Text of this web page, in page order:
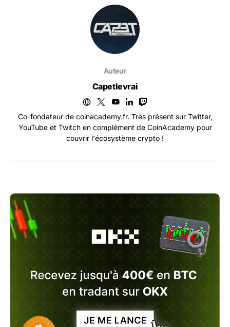
Auteur
Capetlevrai
Co-fondateur de coinacademy.fr. Très présent sur Twitter,
YouTube et Twitch en complément de CoinAcademy pour
couvrir l'écosystème crypto !